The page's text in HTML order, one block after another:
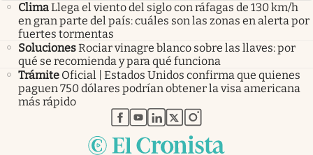
ClimaLlega el viento del siglo con ráfagas de 130 km/h
en gran parte del país: cuáles son las zonas en alerta por
fuertes tormentas
SolucionesRociar vinagre blanco sobre las llaves: por
qué se recomienda y para qué funciona
Trámite Oficial | Estados Unidos confirma que quienes
paguen 750 dólares podrían obtener la visa americana
más rápido
abre en nueva pestaña
abre en nueva pestaña
abre en nueva pestaña
abre en nueva pestaña
abre en nueva pestaña